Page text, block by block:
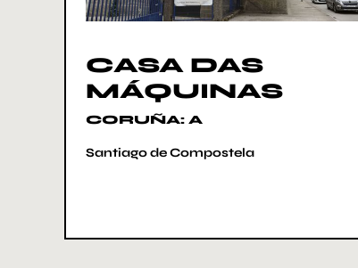
CASA DAS
MÁQUINAS
CORUÑA: A
Santiago de Compostela